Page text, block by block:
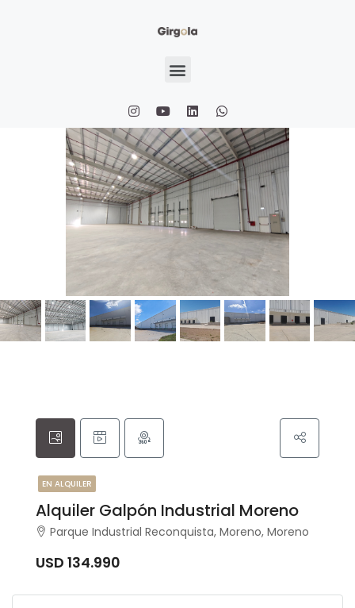
EN ALQUILER
Alquiler Galpón Industrial Moreno
Parque Industrial Reconquista, Moreno, Moreno
USD 134.990